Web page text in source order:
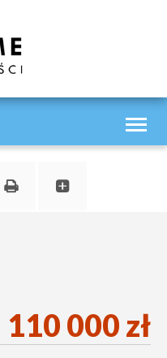
110 000 zł